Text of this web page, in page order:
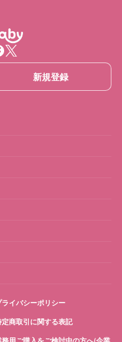
新規登録
ライバシーポリシー
定商取引に関する表記